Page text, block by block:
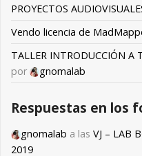
PROYECTOS
Vendo licencia de
TALLER INTRODUCCIÓN A
por
gnomalab
Respuestas en los
gnomalab a las VJ – LAB
2019